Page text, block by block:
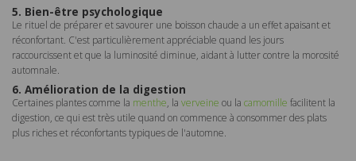
5. Bien-être psychologique
Le rituel de préparer et savourer une boisson chaude a un effet apaisant et
réconfortant. C'est particulièrement appréciable quand les jours
raccourcissent et que la luminosité diminue, aidant à lutter contre la morosité
automnale.
6. Amélioration de la digestion
Certaines plantes comme la menthe, la verveine ou la camomille facilitent la
digestion, ce qui est très utile quand on commence à consommer des plats
plus riches et réconfortants typiques de l'automne.